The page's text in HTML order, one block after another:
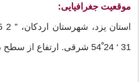
موقعیت جغرافیایی:
31 ‘ 24 ْ54 شرقی. ارتفاع از سطح دریا 1730 متر.